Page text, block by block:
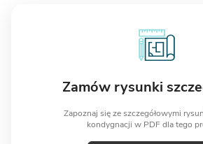
Zamów rysunki
Zapoznaj się ze szczegółowymi
kondygnacji w PDF dla tego